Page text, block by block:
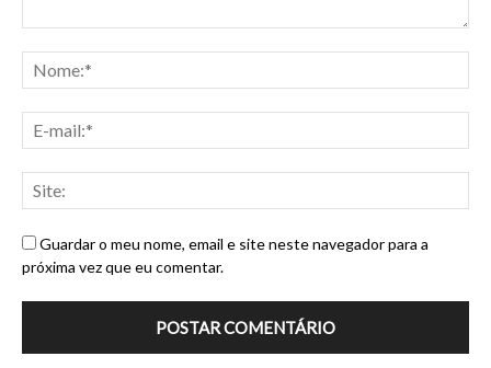
Guardar o meu nome, email e site neste navegador para a
próxima vez que eu comentar.